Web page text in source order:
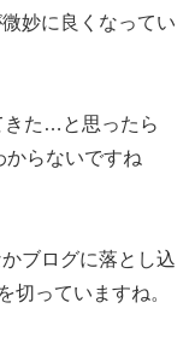
妙に良くなってい
きた…と思ったら
らないですね
ブログに落とし込
切っていますね。